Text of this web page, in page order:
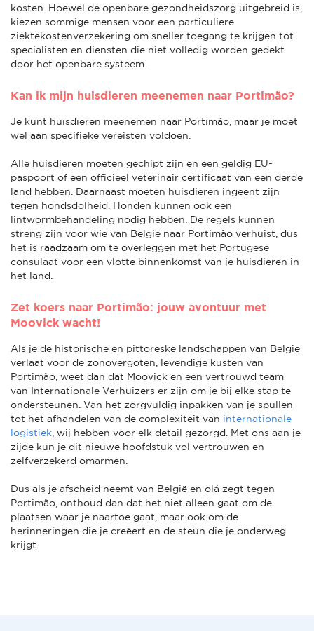
kosten. Hoewel de openbare gezondheidszorg uitgebreid is,
kiezen sommige mensen voor een particuliere
ziektekostenverzekering om sneller toegang te krijgen tot
specialisten en diensten die niet volledig worden gedekt
door het openbare systeem.
Kan ik mijn huisdieren meenemen naar Portimão?
Je kunt huisdieren meenemen naar Portimão, maar je moet
wel aan specifieke vereisten voldoen.
Alle huisdieren moeten gechipt zijn en een geldig EU-
paspoort of een officieel veterinair certificaat van een derde
land hebben. Daarnaast moeten huisdieren ingeënt zijn
tegen hondsdolheid. Honden kunnen ook een
lintwormbehandeling nodig hebben. De regels kunnen
streng zijn voor wie van België naar Portimão verhuist, dus
het is raadzaam om te overleggen met het Portugese
consulaat voor een vlotte binnenkomst van je huisdieren in
het land.
Zet koers naar Portimão: jouw avontuur met
Moovick wacht!
Als je de historische en pittoreske landschappen van België
verlaat voor de zonovergoten, levendige kusten van
Portimão, weet dan dat Moovick en een vertrouwd team
van Internationale Verhuizers er zijn om je bij elke stap te
ondersteunen. Van het zorgvuldig inpakken van je spullen
tot het afhandelen van de complexiteit van internationale
logistiek , wij hebben voor elk detail gezorgd. Met ons aan je
zijde kun je dit nieuwe hoofdstuk vol vertrouwen en
zelfverzekerd omarmen.
Dus als je afscheid neemt van België en olá zegt tegen
Portimão, onthoud dan dat het niet alleen gaat om de
plaatsen waar je naartoe gaat, maar ook om de
herinneringen die je creëert en de steun die je onderweg
krijgt.